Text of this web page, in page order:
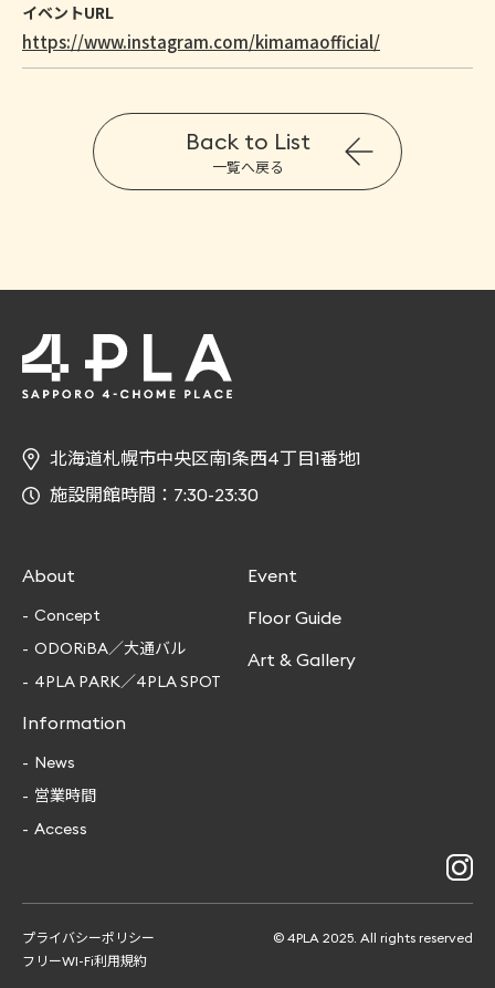
イベントURL
https://www.instagram.com/kimamaofficial/
Back to List
一覧へ戻る
About
Concept
ODORiBA／大通バル
4PLA PARK／4PLA SPOT
Event
Floor Guide
Art & Gallery
Information
News
営業時間
Access
北海道札幌市中央区南1条西4丁目1番地1
施設開館時間：7:30-23:30
プライバシーポリシー
フリーWI-Fi利用規約
© 4PLA 2025. All rights reserved